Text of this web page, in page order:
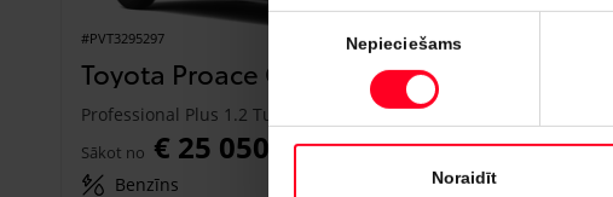
Piekrišanas
Nepieciešams
Noraidīt
#PVT3295297
Toyota Proace City
Sākot no € 25 050
Benzīns